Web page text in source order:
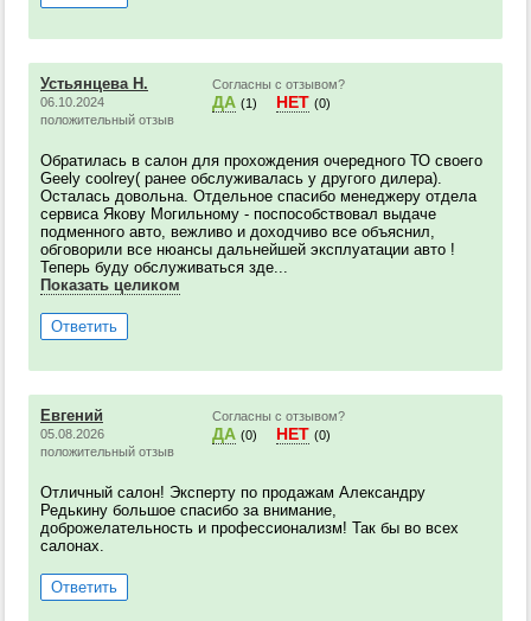
Устьянцева Н.
06.10.2024
положительный отзыв
Согласны с отзывом?
ДА (1) НЕТ (0)
Обратилась в салон для прохождения очередного ТО своего
Geely coolrey( ранее обслуживалась у другого дилера).
Осталась довольна. Отдельное спасибо менеджеру отдела
сервиса Якову Могильному - поспособствовал выдаче
подменного авто, вежливо и доходчиво все объяснил,
обговорили все нюансы дальнейшей эксплуатации авто !
Теперь буду обслуживаться зде...
Показать целиком
Ответить
Евгений
05.08.2026
положительный отзыв
Согласны с отзывом?
ДА (0) НЕТ (0)
Отличный салон! Эксперту по продажам Александру
Редькину большое спасибо за внимание,
доброжелательность и профессионализм! Так бы во всех
салонах.
Ответить